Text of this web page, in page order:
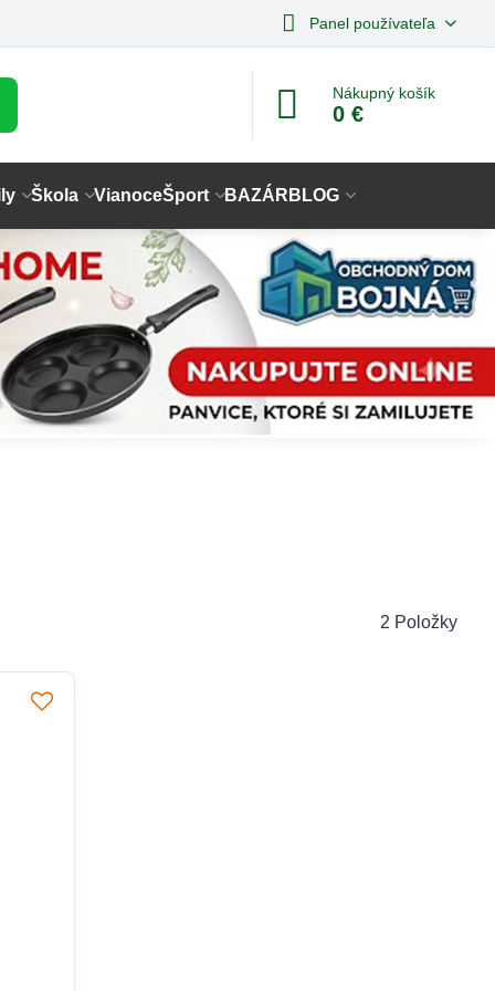
Panel používateľa
Nákupný košík
0 €
Škola VianoceŠport BAZÁR BLOG
2 Položky